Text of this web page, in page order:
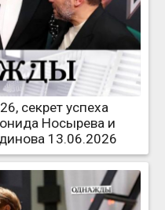
секрет успеха
Носырева и
13.06.2026